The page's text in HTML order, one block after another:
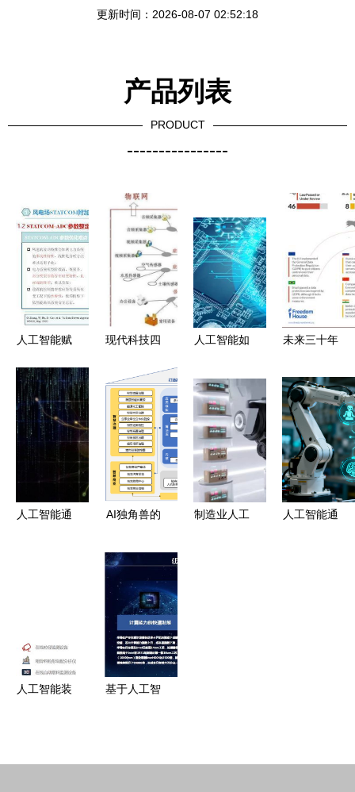
更新时间：2026-08-07 02:52:18
产品列表
PRODUCT
----------------
人工智能赋
源系统 从
技术突破到
通用架构的
现代科技四
俗解读人工
智能，大数
据，云计算
与物联网的
关系及应用
人工智能如
的未来生活
通用应用系
统的变革力
量
未来三十年
能与量子计
算的双重革
命
人工智能通
AI独角兽的
从科技面临
巨额亏损和
盈利压力
制造业人工
人工智能通
人工智能装
基于人工智